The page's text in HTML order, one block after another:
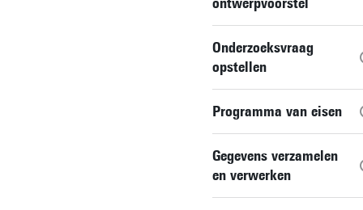
Onderzoeksvraag
opstellen
Programma van eisen
Gegevens verzamelen
en verwerken